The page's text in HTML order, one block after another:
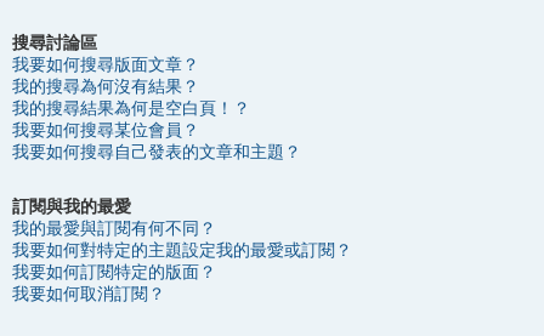
搜尋討論區
我要如何搜尋版面文章？
我的搜尋為何沒有結果？
我的搜尋結果為何是空白頁！？
我要如何搜尋某位會員？
我要如何搜尋自己發表的文章和主題？
訂閱與我的最愛
我的最愛與訂閱有何不同？
我要如何對特定的主題設定我的最愛或訂閱？
我要如何訂閱特定的版面？
我要如何取消訂閱？